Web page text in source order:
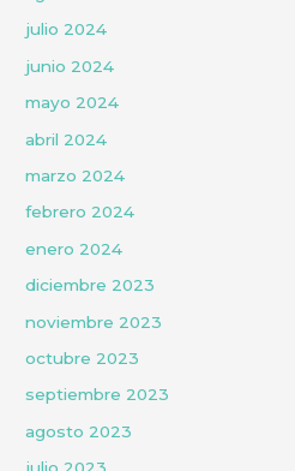
julio 2024
junio 2024
mayo 2024
abril 2024
marzo 2024
febrero 2024
enero 2024
diciembre 2023
noviembre 2023
octubre 2023
septiembre 2023
agosto 2023